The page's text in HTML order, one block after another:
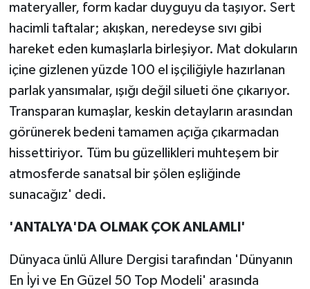
materyaller, form kadar duyguyu da taşıyor. Sert
hacimli taftalar; akışkan, neredeyse sıvı gibi
hareket eden kumaşlarla birleşiyor. Mat dokuların
içine gizlenen yüzde 100 el işçiliğiyle hazırlanan
parlak yansımalar, ışığı değil silueti öne çıkarıyor.
Transparan kumaşlar, keskin detayların arasından
görünerek bedeni tamamen açığa çıkarmadan
hissettiriyor. Tüm bu güzellikleri muhteşem bir
atmosferde sanatsal bir şölen eşliğinde
sunacağız' dedi.
'ANTALYA'DA OLMAK ÇOK ANLAMLI'
Dünyaca ünlü Allure Dergisi tarafından 'Dünyanın
En İyi ve En Güzel 50 Top Modeli' arasında